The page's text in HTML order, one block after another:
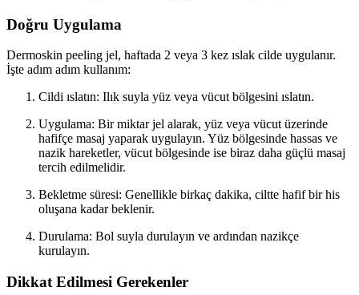
Doğru Uygulama
Dermoskin peeling jel, haftada 2 veya 3 kez ıslak cilde uygulanır.
İşte adım adım kullanım:
Cildi ıslatın: Ilık suyla yüz veya vücut bölgesini ıslatın.
Uygulama: Bir miktar jel alarak, yüz veya vücut üzerinde
hafifçe masaj yaparak uygulayın. Yüz bölgesinde hassas ve
nazik hareketler, vücut bölgesinde ise biraz daha güçlü masaj
tercih edilmelidir.
Bekletme süresi: Genellikle birkaç dakika, ciltte hafif bir his
oluşana kadar beklenir.
Durulama: Bol suyla durulayın ve ardından nazikçe
kurulayın.
Dikkat Edilmesi Gerekenler